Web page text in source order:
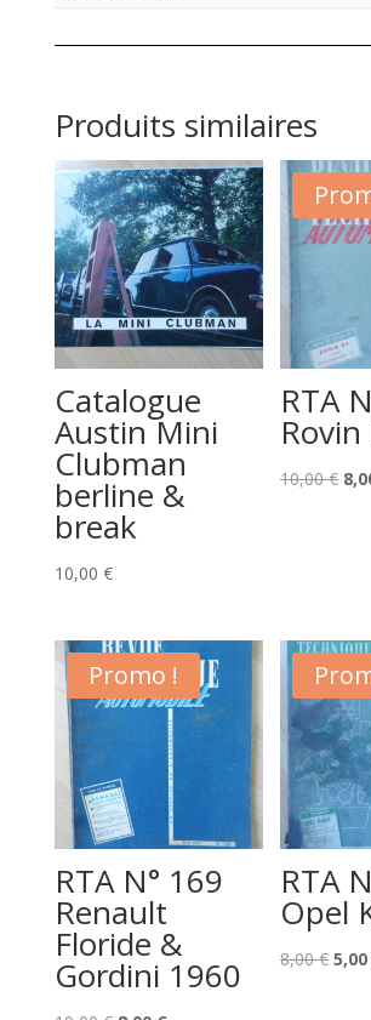
Produits similaires
Catalogue
Austin Mini
Clubman
berline &
break
10,00 €
RTA
10,00€ Le
Promo !
RTA N° 169
Renault
Floride &
Gordini 1960
RTA
Opel
8,00€ Le
5,00